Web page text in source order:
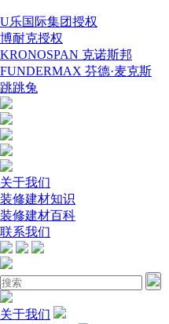
U乐国际集团授权
博耐克授权
KRONOSPAN 克诺斯邦
FUNDERMAX 芬德·麦克斯
跳跳兔
关于我们
装修建材知识
装修建材百科
联系我们
关于我们